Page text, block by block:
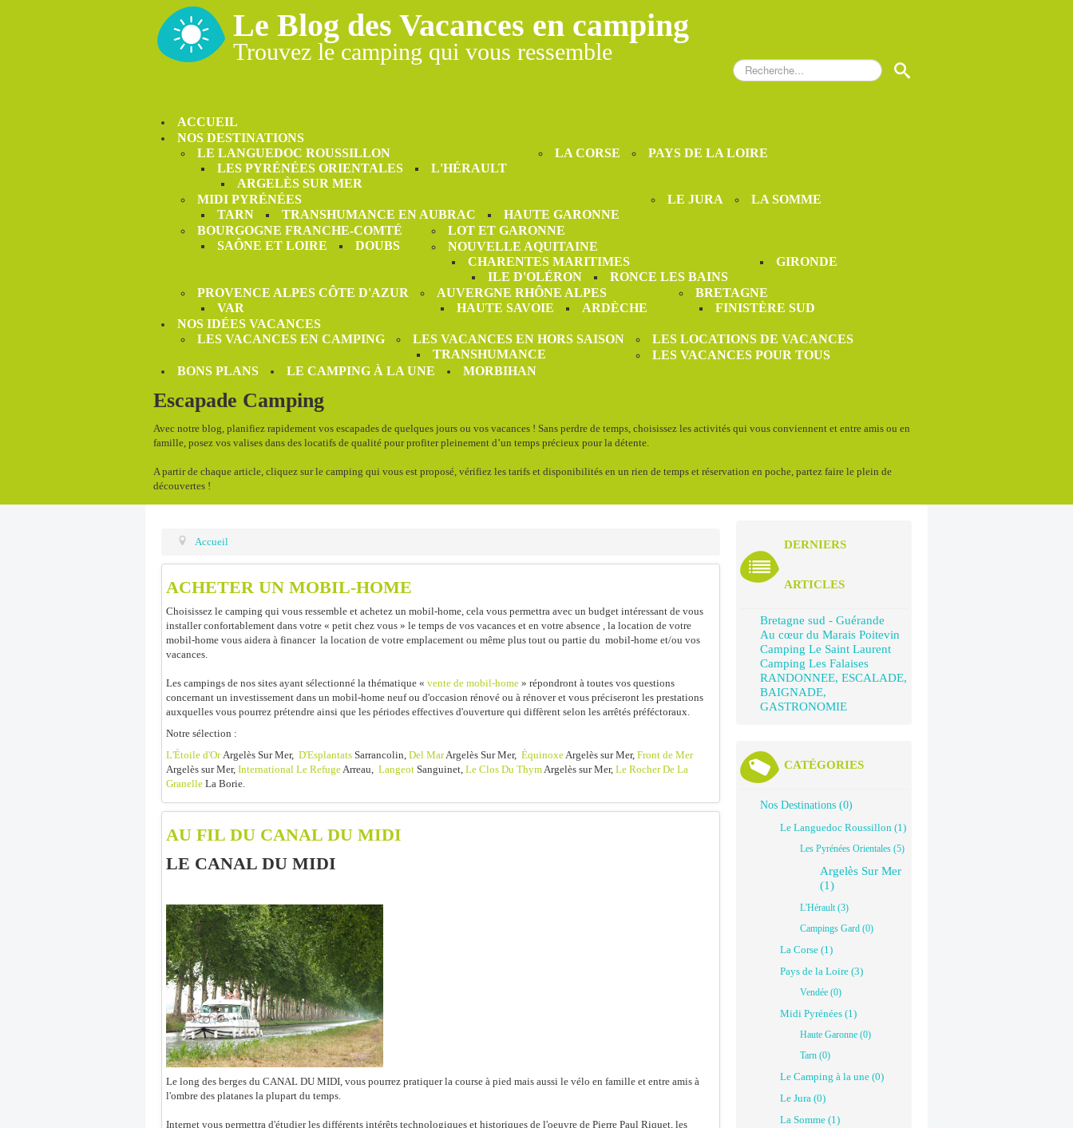
Le Blog des Vacances en camping
Trouvez le camping qui vous ressemble
Rechercher S
ACCUEIL
NOS DESTINATIONS
LE LANGUEDOC ROUSSILLON
LES PYRÉNÉES ORIENTALES
ARGELÈS SUR MER
L'HÉRAULT
LA CORSE PAYS DE LA LOIRE
MIDI PYRÉNÉES
TARN
TRANSHUMANCE EN AUBRAC HAUTE GARONNE
LE JURA LA SOMME
BOURGOGNE FRANCHE-COMTÉ
SAÔNE ET LOIRE
DOUBS
LOT ET GARONNE
NOUVELLE AQUITAINE
CHARENTES MARITIMES
ILE D'OLÉRON
RONCE LES BAINS
GIRONDE
PROVENCE ALPES CÔTE D'AZUR
VAR
AUVERGNE RHÔNE ALPES
HAUTE SAVOIE
ARDÈCHE
BRETAGNE
FINISTÈRE SUD
NOS IDÉES VACANCES
LES VACANCES EN CAMPING
LES VACANCES EN HORS SAISON
TRANSHUMANCE
LES LOCATIONS DE VACANCES
LES VACANCES POUR TOUS
BONS PLANS
LE CAMPING À LA UNE MORBIHAN
Escapade Camping
Avec notre blog, planifiez rapidement vos escapades de quelques jours ou vos vacances ! Sans perdre de temps, choisissez les activités qui vous conviennent et entre amis ou en
famille, posez vos valises dans des locatifs de qualité pour profiter pleinement d’un temps précieux pour la détente.
A partir de chaque article, cliquez sur le camping qui vous est proposé, vérifiez les tarifs et disponibilités en un rien de temps et réservation en poche, partez faire le plein de
découvertes !
Accueil
ACHETER UN MOBIL-HOME
Choisissez le camping qui vous ressemble et achetez un mobil-home, cela vous permettra avec un budget intéressant de vous
installer confortablement dans votre « petit chez vous » le temps de vos vacances et en votre absence , la location de votre
mobil-home vous aidera à financer la location de votre emplacement ou même plus tout ou partie du mobil-home et/ou vos
vacances.
Les campings de nos sites ayant sélectionné la thématique « vente de mobil-home » répondront à toutes vos questions
concernant un investissement dans un mobil-home neuf ou d'occasion rénové ou à rénover et vous préciseront les prestations
auxquelles vous pourrez prétendre ainsi que les périodes effectives d'ouverture qui diffèrent selon les arrêtés préféctoraux.
Notre sélection :
L'Étoile d'OrArgelès Sur Mer, D'Esplantats Sarrancolin, Del MarArgelès Sur Mer, ÉquinoxeArgelès sur Mer, Front de Mer
Argelès sur Mer, International Le RefugeArreau, Langeot Sanguinet, Le Clos Du ThymArgelès sur Mer, Le Rocher De La
Granelle La Borie.
AU FIL DU CANAL DU MIDI
LE CANAL DU MIDI
Le long des berges du CANAL DU MIDI, vous pourrez pratiquer la course à pied mais aussi le vélo en famille et entre amis à
l'ombre des platanes la plupart du temps.
Internet vous permettra d'étudier les différents intérêts technologiques et historiques de l'oeuvre de Pierre Paul Riquet, les
DERNIERS
ARTICLES
Bretagne sud - Guérande
Au cœur du Marais Poitevin
Camping Le Saint Laurent
Camping Les Falaises
RANDONNEE, ESCALADE,
BAIGNADE,
GASTRONOMIE
CATÉGORIES
Nos Destinations (0)
Le Languedoc Roussillon (1)
Les Pyrénées Orientales (5)
Argelès Sur Mer
(1)
L'Hérault (3)
Campings Gard (0)
La Corse (1)
Pays de la Loire (3)
Vendée (0)
Midi Pyrénées (1)
Haute Garonne (0)
Tarn (0)
Le Camping à la une (0)
Le Jura (0)
La Somme (1)